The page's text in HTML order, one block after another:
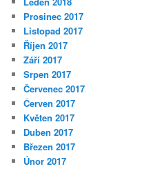
Prosinec 2017
Listopad 2017
Říjen 2017
Září 2017
Srpen 2017
Červenec 2017
Červen 2017
Květen 2017
Duben 2017
Březen 2017
Únor 2017